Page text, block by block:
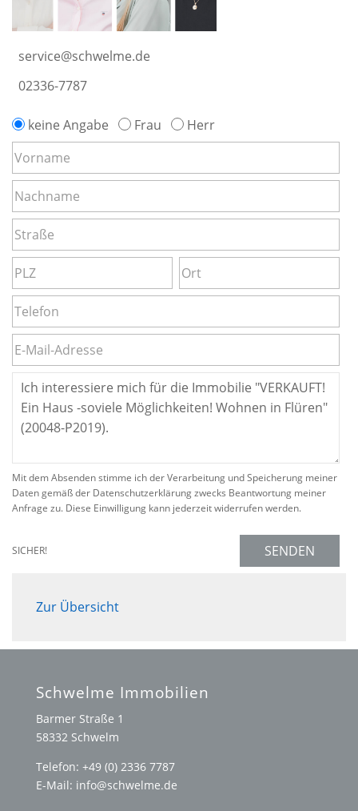
service@schwelme.de
02336-7787
keine Angabe Frau Herr
Mit dem Absenden stimme ich der Verarbeitung und Speicherung meiner
Daten gemäß der Datenschutzerklärung zwecks Beantwortung meiner
Anfrage zu. Diese Einwilligung kann jederzeit widerrufen werden.
SICHER! SENDEN
Zur Übersicht
Schwelme Immobilien
Barmer Straße 1
58332 Schwelm
Telefon: +49 (0) 2336 7787
E-Mail: info@schwelme.de